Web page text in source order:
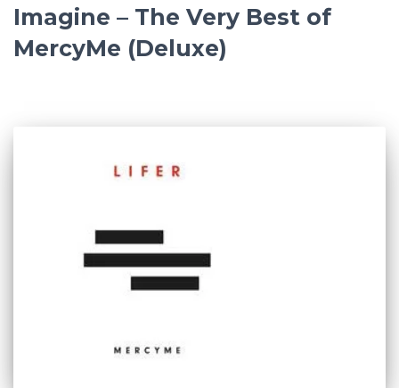
Imagine – The Very Best of
MercyMe (Deluxe)